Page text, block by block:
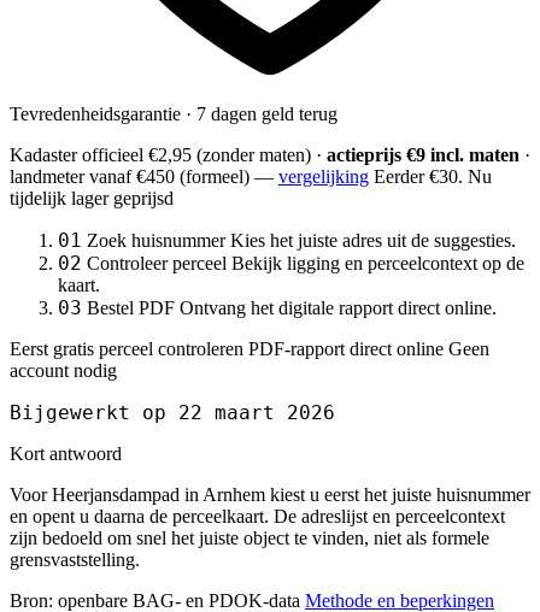
Tevredenheidsgarantie · 7 dagen geld terug
Kadaster officieel €2,95 (zonder maten) · actieprijs €9 incl. maten ·
landmetervanaf €450 (formeel) — vergelijking Eerder €30. Nu
tijdelijk lager geprijsd
01 Zoek huisnummer Kies het juiste adres uit de suggesties.
02 Controleer perceel Bekijk ligging en perceelcontext op de
kaart.
03 Bestel PDF Ontvang het digitale rapport direct online.
Eerst gratis perceel controleren PDF-rapport direct online Geen
account nodig
Bijgewerkt op 22 maart 2026
Kort antwoord
Voor Heerjansdampad in Arnhem kiest u eerst het juiste huisnummer
en opent u daarna de perceelkaart. De adreslijst en perceelcontext
zijn bedoeld om snel het juiste object te vinden, niet als formele
grensvaststelling.
Bron: openbare BAG- en PDOK-data Methode en beperkingen